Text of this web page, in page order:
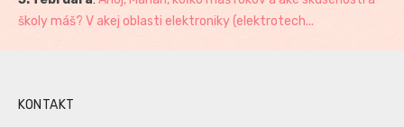
školy máš? V akej oblasti elektroniky (elektrotech...
KONTAKT